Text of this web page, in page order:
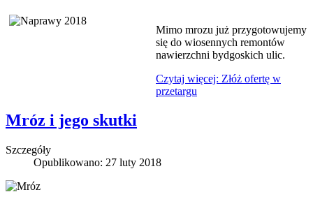
Mimo mrozu już przygotowujemy
się do wiosennych remontów
nawierzchni bydgoskich ulic.
Czytaj więcej: Złóż ofertę w
przetargu
Mróz i jego skutki
Szczegóły
Opublikowano: 27 luty 2018